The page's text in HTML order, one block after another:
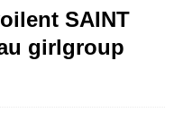
SAINT
girlgroup